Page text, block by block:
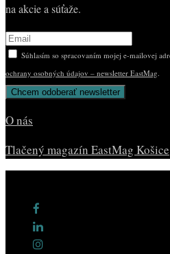
na akcie a súťaže.
Súhlasím so spracovaním mojej e-mailovej
ochrany osobných údajov – newsletter EastMag.
O nás
Tlačený magazín EastMag Košice